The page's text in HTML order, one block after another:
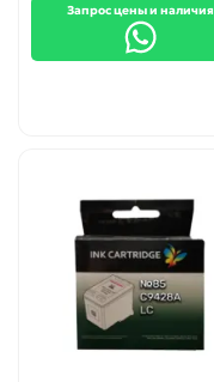
Запрос цены и наличия